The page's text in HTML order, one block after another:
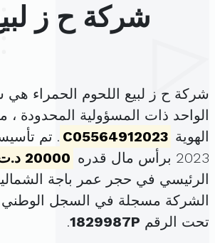
شركة ح ز
شركة ح ز لبيع اللحوم الحمراء
الواحد ذات المسؤولية المحدودة
الهوية C05564912023
2023 برأس مال قدره
20000 د.ت
الرئيسي في حجر عمر باجة
الشركة مسجلة في السجل
تحت الرقم 1829987P
.